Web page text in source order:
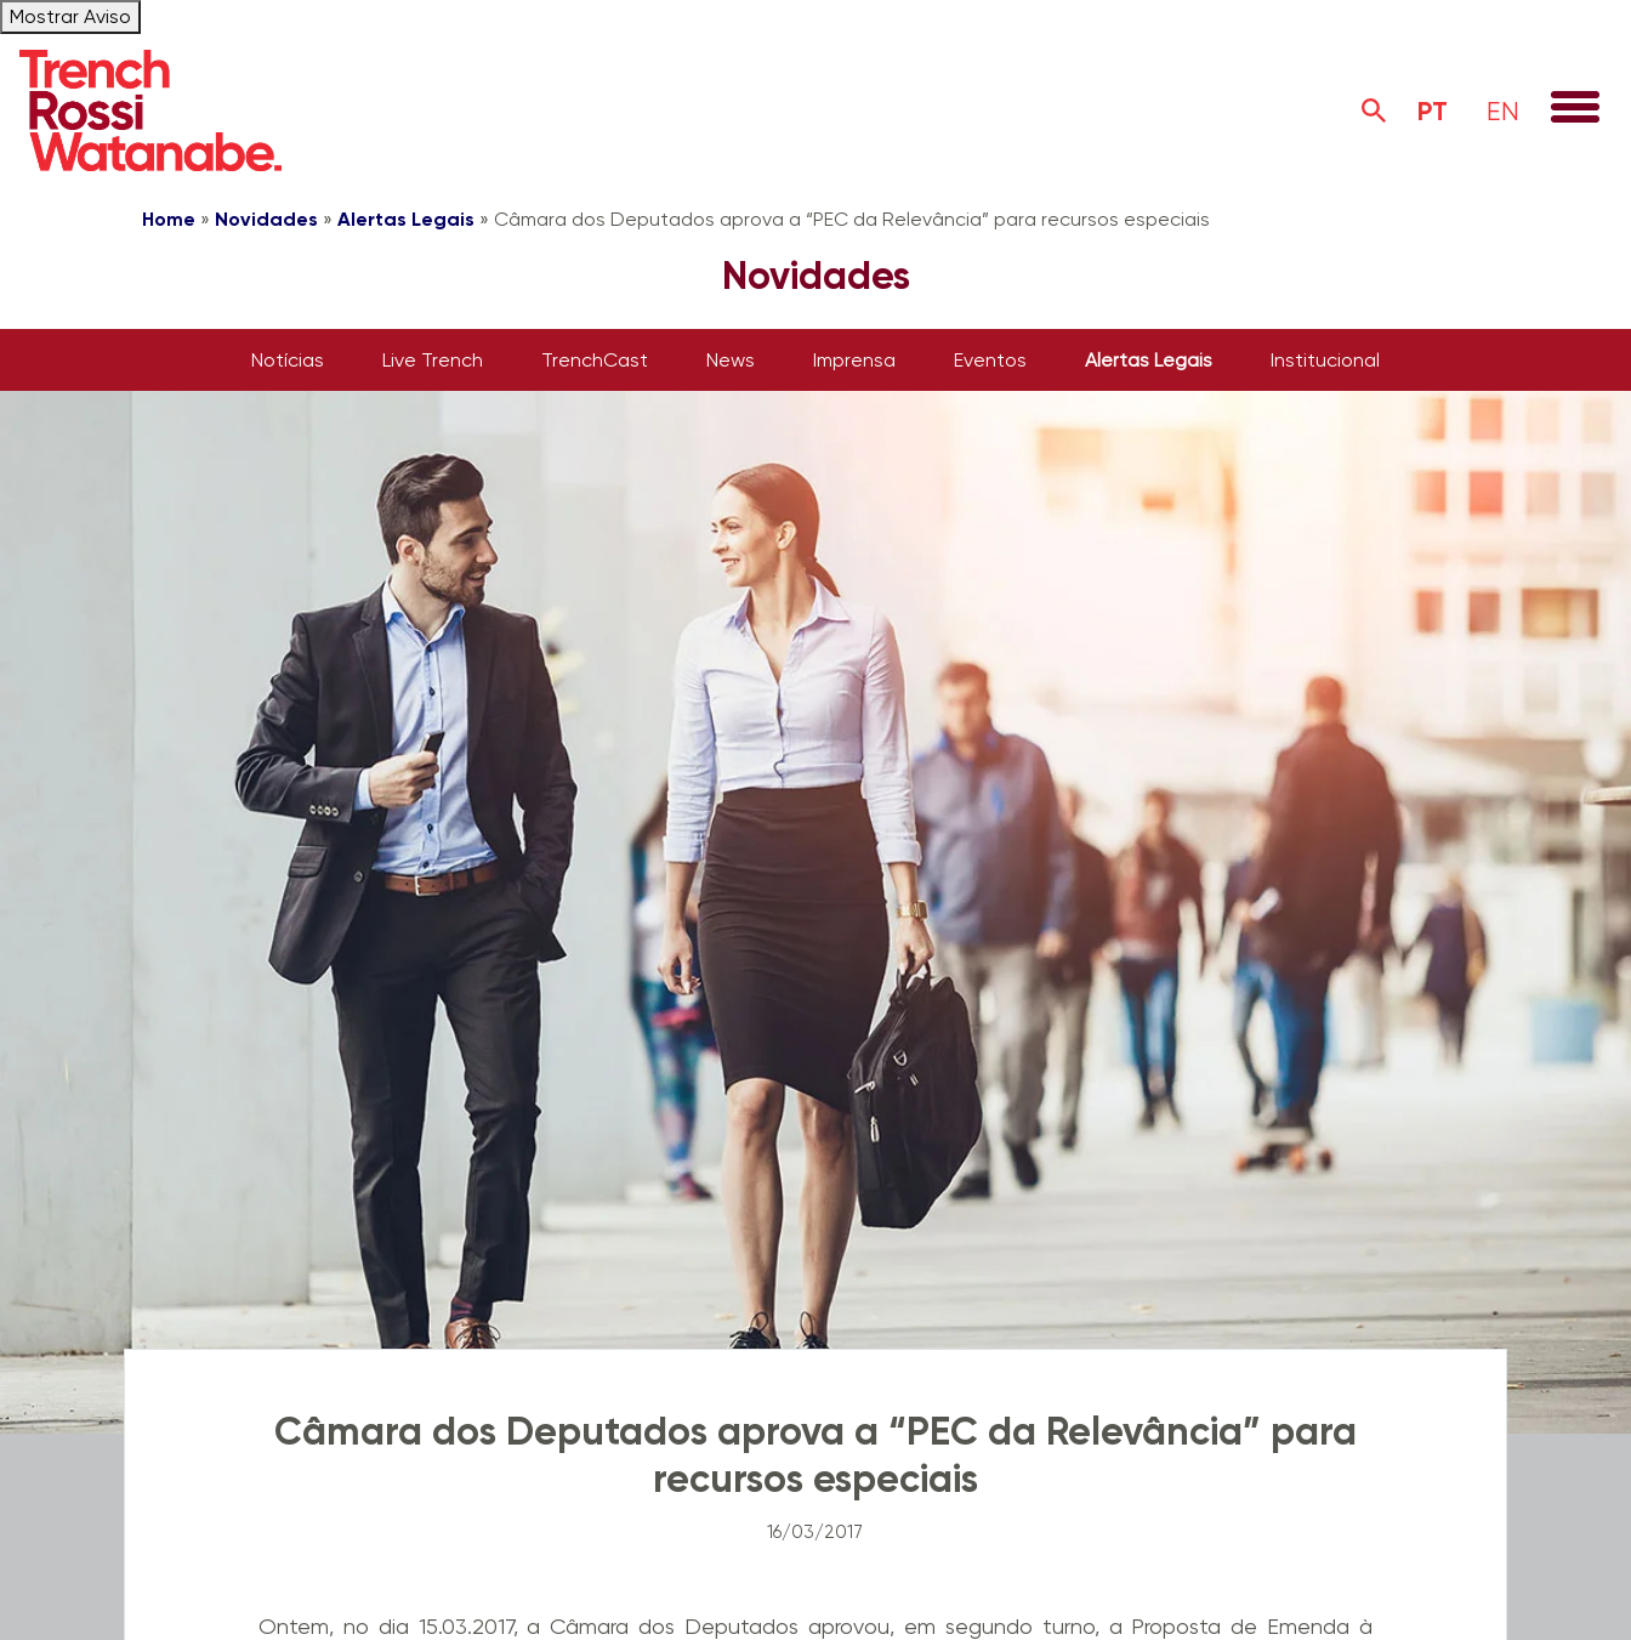
Mostrar Aviso
PT EN
Home » Novidades » Alertas Legais » Câmara dos Deputados aprova a “PEC da Relevância” para recursos especiais
Novidades
Notícias Live Trench TrenchCast News Imprensa Eventos Alertas Legais Institucional
Câmara dos Deputados aprova a “PEC da Relevância” para
recursos especiais
16/03/2017
Ontem, no dia 15.03.2017, a Câmara dos Deputados aprovou, em segundo turno, a Proposta de Emenda à